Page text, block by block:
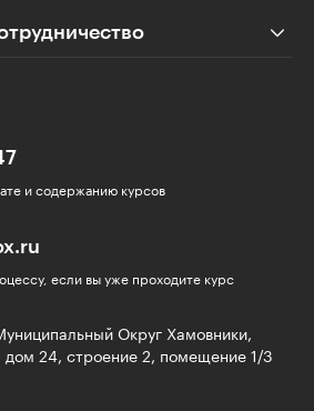
и содержанию курсов
если вы уже проходите курс
Округ Хамовники,
дом 24, строение 2, помещение 1/3